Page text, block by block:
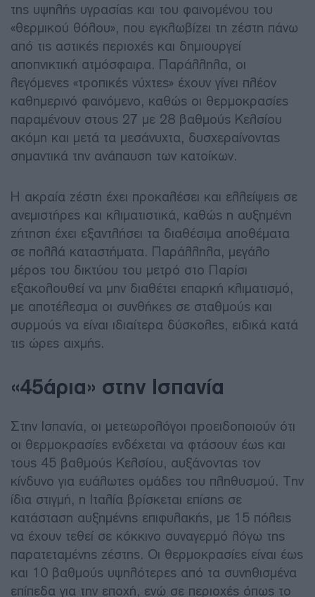
της υψηλής υγρασίας και του φαινομένου του
«θερμικού θόλου», που εγκλωβίζει τη ζέστη πάνω
από τις αστικές περιοχές και δημιουργεί
αποπνικτική ατμόσφαιρα. Παράλληλα, οι
λεγόμενες «τροπικές νύχτες» έχουν γίνει πλέον
καθημερινό φαινόμενο, καθώς οι θερμοκρασίες
παραμένουν στους 27 με 28 βαθμούς Κελσίου
ακόμη και μετά τα μεσάνυχτα, δυσχεραίνοντας
σημαντικά την ανάπαυση των κατοίκων.
Η ακραία ζέστη έχει προκαλέσει και ελλείψεις σε
ανεμιστήρες και κλιματιστικά, καθώς η αυξημένη
ζήτηση έχει εξαντλήσει τα διαθέσιμα αποθέματα
σε πολλά καταστήματα. Παράλληλα, μεγάλο
μέρος του δικτύου του μετρό στο Παρίσι
εξακολουθεί να μην διαθέτει επαρκή κλιματισμό,
με αποτέλεσμα οι συνθήκες σε σταθμούς και
συρμούς να είναι ιδιαίτερα δύσκολες, ειδικά κατά
τις ώρες αιχμής.
«45άρια» στην Ισπανία
Στην Ισπανία, οι μετεωρολόγοι προειδοποιούν ότι
οι θερμοκρασίες ενδέχεται να φτάσουν έως και
τους 45 βαθμούς Κελσίου, αυξάνοντας τον
κίνδυνο για ευάλωτες ομάδες του πληθυσμού. Την
ίδια στιγμή, η Ιταλία βρίσκεται επίσης σε
κατάσταση αυξημένης επιφυλακής, με 15 πόλεις
να έχουν τεθεί σε κόκκινο συναγερμό λόγω της
παρατεταμένης ζέστης. Οι θερμοκρασίες είναι έως
και 10 βαθμούς υψηλότερες από τα συνηθισμένα
επίπεδα για την εποχή, ενώ σε περιοχές όπως το